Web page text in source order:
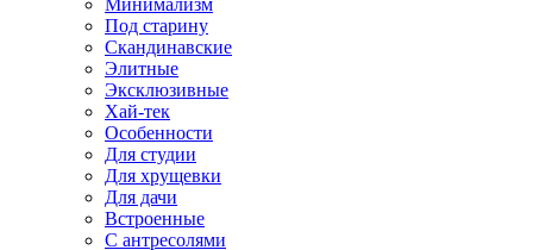
Минимализм
Под старину
Скандинавские
Элитные
Эксклюзивные
Хай-тек
Особенности
Для студии
Для хрущевки
Для дачи
Встроенные
С антресолями